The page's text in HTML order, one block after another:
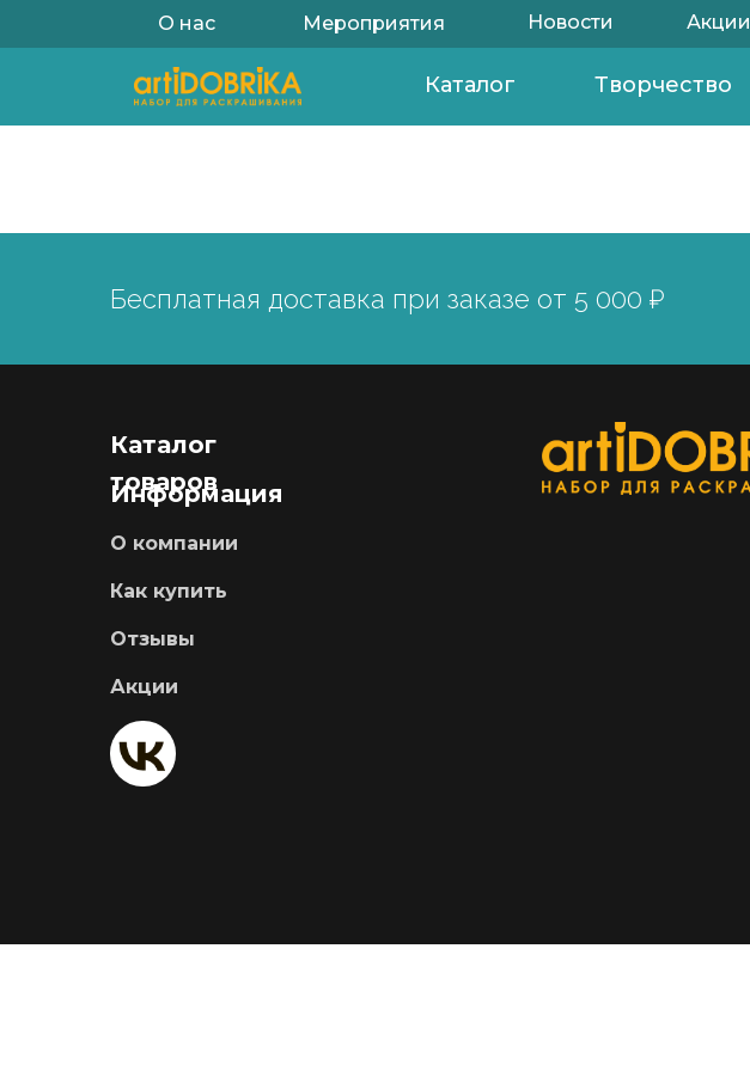
О нас Новости Акции
Мероприятия
Каталог Творчество
Бесплатная доставка при заказе от 5 000 ₽
Каталог
товаров
Информация
О компании
Как купить
Отзывы
Акции